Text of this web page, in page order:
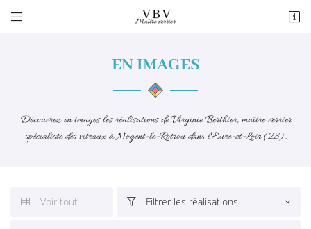
 
EN IMAGES
Découvrez en images les réalisations de Virginie Berthier, maître verrier
spécialiste des vitraux à Nogent-le-Rotrou dans l'Eure-et-Loir (28).
 Voir tout  Filtrer les réalisations